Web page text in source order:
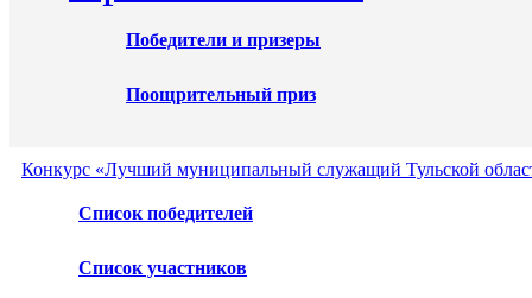
Победители и призеры
Поощрительный приз
Конкурс «Лучший муниципальный служащий Тульской
Список победителей
Список участников